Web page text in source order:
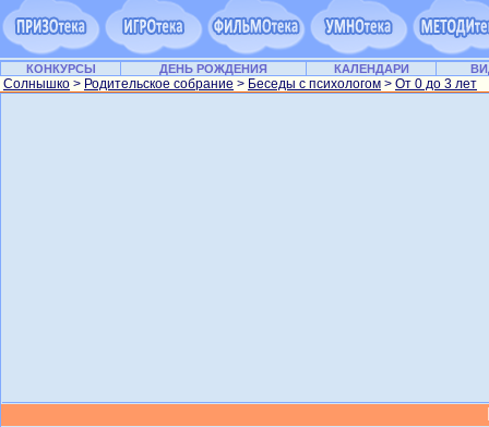
КОНКУРСЫ ДЕНЬ РОЖДЕНИЯ КАЛЕНДАРИ
Солнышко > Родительское собрание > Беседы с психологом > От 0 до 3 лет